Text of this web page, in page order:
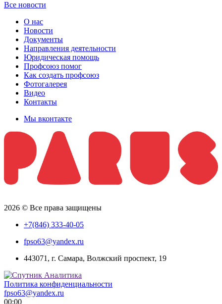
Все новости
О нас
Новости
Документы
Направления деятельности
Юридическая помощь
Профсоюз помог
Как создать профсоюз
Фотогалерея
Видео
Контакты
Мы вконтакте
2026 © Все права защищены
+7(846) 333-40-05
fpso63@yandex.ru
443071, г. Самара, Волжский проспект, 19
Политика конфиденциальности
fpso63@yandex.ru
00:00